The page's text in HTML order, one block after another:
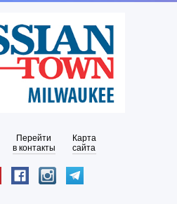
Перейти
в контакты
Карта
сайта